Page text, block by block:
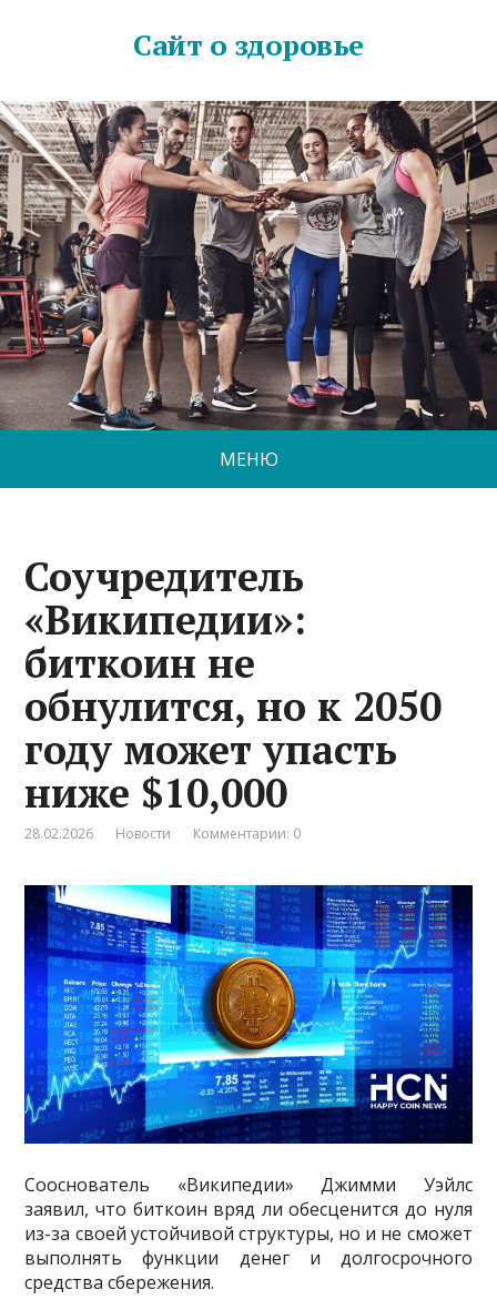
Сайт о здоровье
МЕНЮ
Соучредитель
«Википедии»:
биткоин не
обнулится, но к 2050
году может упасть
ниже $10,000
28.02.2026 Новости Комментарии: 0
Сооснователь «Википедии» Джимми Уэйлс
заявил, что биткоин вряд ли обесценится до нуля
из-за своей устойчивой структуры, но и не сможет
выполнять функции денег и долгосрочного
средства сбережения.